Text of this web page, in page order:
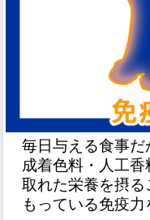
毎日与える食事
成着色料・人工
取れた栄養を摂
もっている免疫力